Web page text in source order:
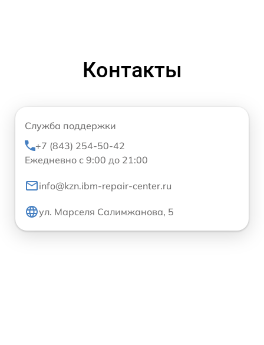
Контакты
Служба поддержки
+7 (843) 254-50-42
Ежедневно с 9:00 до 21:00
info@kzn.ibm-repair-center.ru
ул. Марселя Салимжанова, 5